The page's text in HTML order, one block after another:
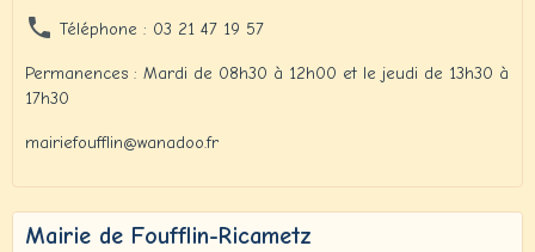
Téléphone : 03 21 47 19 57
Permanences : Mardi de 08h30 à 12h00 et le jeudi de 13h30 à
17h30
mairiefoufflin@wanadoo.fr
Mairie de Foufflin-Ricametz